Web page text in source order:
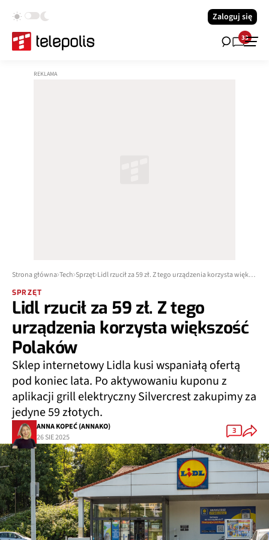
Zaloguj się
33
Strona główna Tech Sprzęt
SPRZĘT
Lidl rzucił za 59 zł. Z tego
urządzenia korzysta większość
Polaków
Sklep internetowy Lidla kusi wspaniałą ofertą
pod koniec lata. Po aktywowaniu kuponu z
aplikacji grill elektryczny Silvercrest zakupimy za
jedyne 59 złotych.
ANNA KOPEĆ (ANNAKO)
26 SIE 2025
3